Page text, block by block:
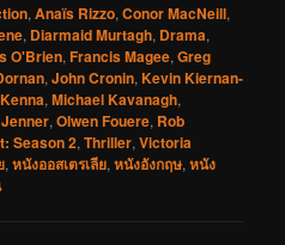
,Anaïs Rizzo,Conor MacNeill,
, Diarmaid Murtagh, Drama,
O'Brien,Francis Magee,Greg
,John Cronin,Kevin Kiernan-
,Michael Kavanagh,
,Olwen Fouere, Rob
Season 2,Thriller,Victoria
,หนังออสเตรเลีย,หนังอังกฤษ,หนัง